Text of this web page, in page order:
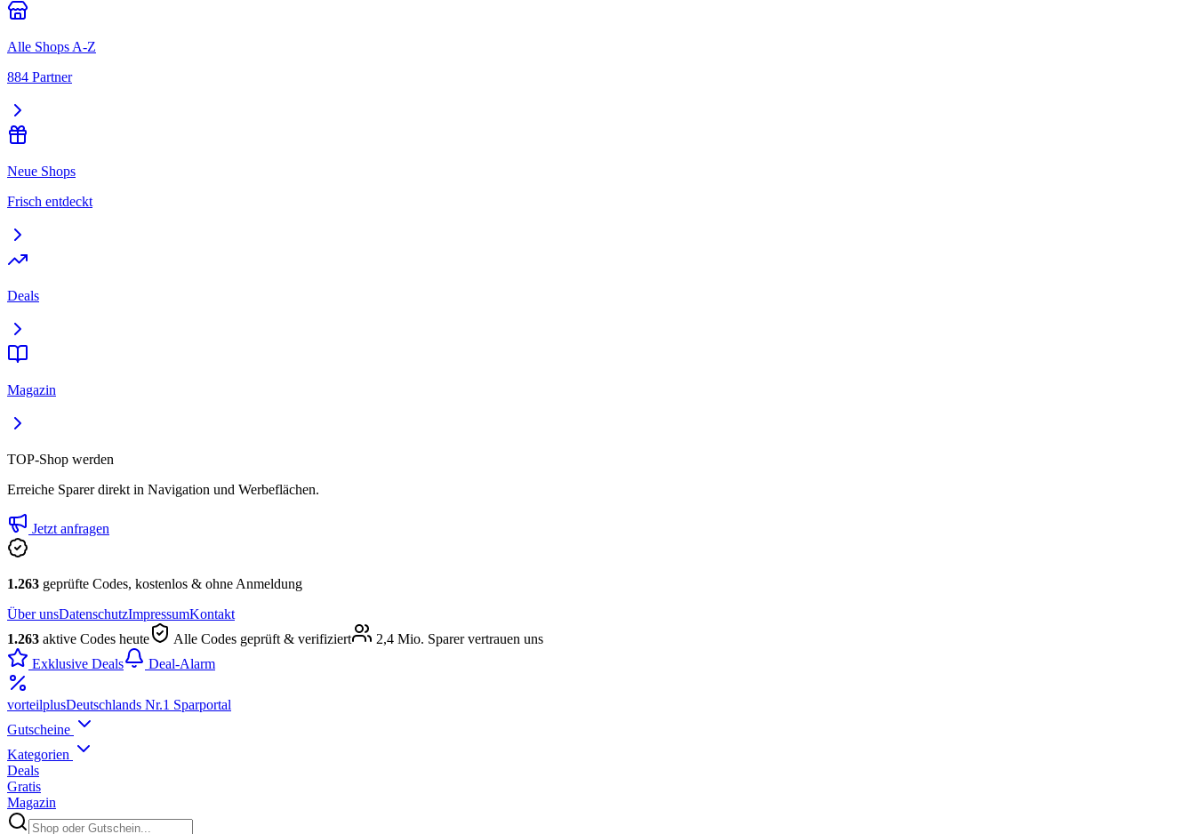
Alle Shops A-Z
884 Partner
Neue Shops
Frisch entdeckt
Deals
Magazin
TOP-Shop werden
Erreiche Sparer direkt in Navigation und Werbeflächen.
Jetzt anfragen
1.263 geprüfte Codes, kostenlos & ohne Anmeldung
Über unsDatenschutzImpressumKontakt
1.263 aktive Codes heute Alle Codes geprüft & verifiziert
2,4 Mio. Sparer vertrauen uns
Exklusive Deals
Deal-Alarm
vorteilplusDeutschlands Nr.1 Sparportal
Gutscheine
Kategorien
Deals
Gratis
Magazin